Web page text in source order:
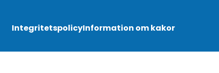
IntegritetspolicyInformation om kakor